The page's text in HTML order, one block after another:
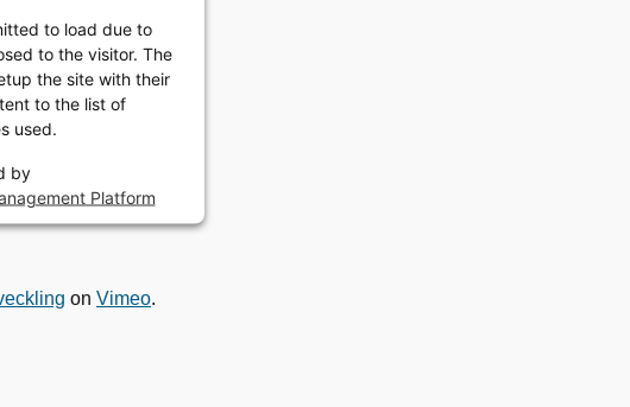
to load due to
to the visitor. The
the site with their
to the list of
used.
by
Platform
on Vimeo.